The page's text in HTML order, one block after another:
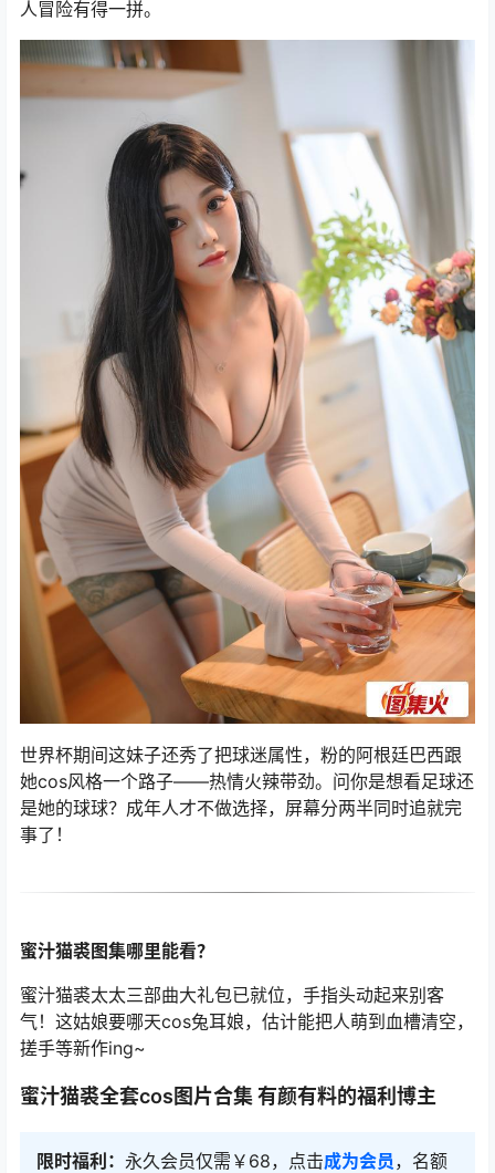
人冒险有得一拼。
世界杯期间这妹子还秀了把球迷属性，粉的阿根廷巴西跟
她cos风格一个路子——热情火辣带劲。问你是想看足球还
是她的球球？成年人才不做选择，屏幕分两半同时追就完
事了！
蜜汁猫裘图集哪里能看？
蜜汁猫裘太太三部曲大礼包已就位，手指头动起来别客
气！这姑娘要哪天cos兔耳娘，估计能把人萌到血槽清空，
搓手等新作ing~
蜜汁猫裘全套cos图片合集 有颜有料的福利博主
限时福利： 永久会员仅需￥68，点击成为会员 ，名额